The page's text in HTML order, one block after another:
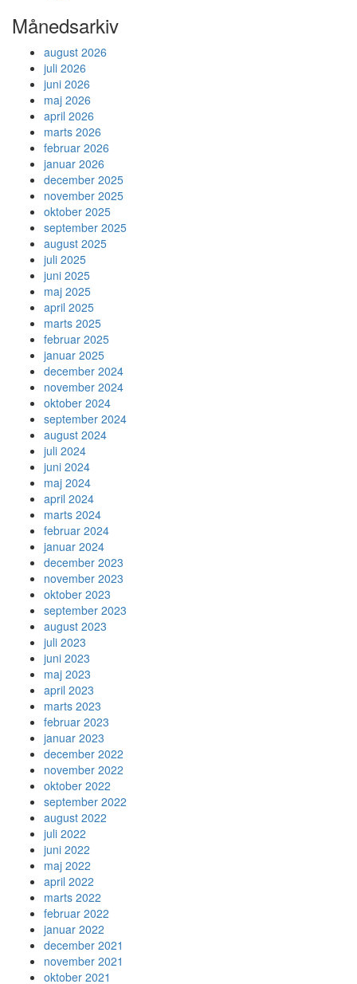
Månedsarkiv
august 2026
juli 2026
juni 2026
maj 2026
april 2026
marts 2026
februar 2026
januar 2026
december 2025
november 2025
oktober 2025
september 2025
august 2025
juli 2025
juni 2025
maj 2025
april 2025
marts 2025
februar 2025
januar 2025
december 2024
november 2024
oktober 2024
september 2024
august 2024
juli 2024
juni 2024
maj 2024
april 2024
marts 2024
februar 2024
januar 2024
december 2023
november 2023
oktober 2023
september 2023
august 2023
juli 2023
juni 2023
maj 2023
april 2023
marts 2023
februar 2023
januar 2023
december 2022
november 2022
oktober 2022
september 2022
august 2022
juli 2022
juni 2022
maj 2022
april 2022
marts 2022
februar 2022
januar 2022
december 2021
november 2021
oktober 2021